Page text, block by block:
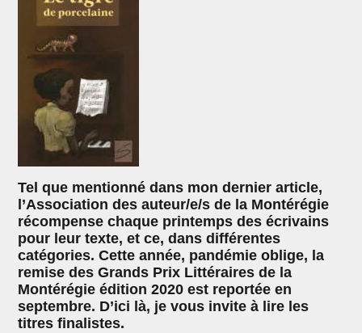
Tel que mentionné dans mon dernier article,
l’Association des auteur/e/s de la Montérégie
récompense chaque printemps des écrivains
pour leur texte, et ce, dans différentes
catégories. Cette année, pandémie oblige, la
remise des Grands Prix Littéraires de la
Montérégie édition 2020 est reportée en
septembre. D’ici là, je vous invite à lire les
titres finalistes.